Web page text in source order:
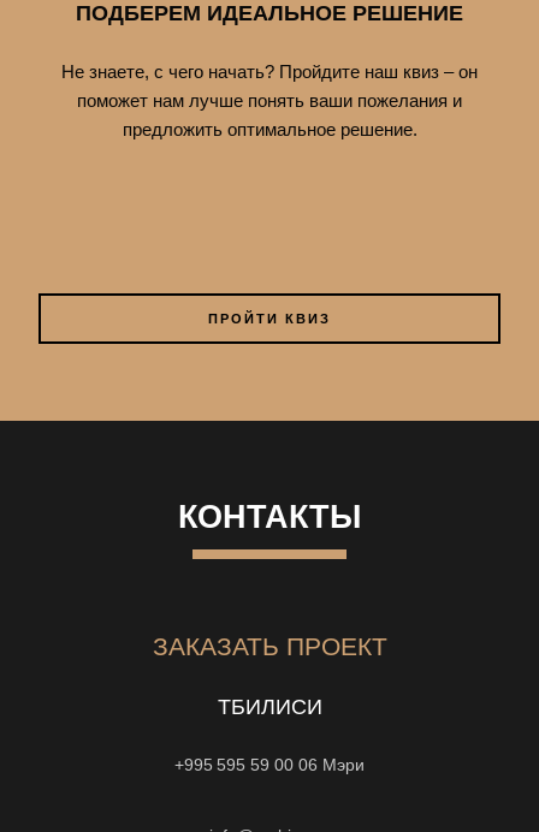
ПОДБЕРЕМ ИДЕАЛЬНОЕ РЕШЕНИЕ
Не знаете, с чего начать? Пройдите наш квиз – он
поможет нам лучше понять ваши пожелания и
предложить оптимальное решение.
ПРОЙТИ КВИЗ
КОНТАКТЫ
ЗАКАЗАТЬ ПРОЕКТ
ТБИЛИСИ
+995 595 59 00 06 Мэри